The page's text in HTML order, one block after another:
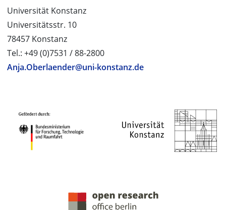
Universität Konstanz
Universitätsstr. 10
78457 Konstanz
Tel.: +49 (0)7531 / 88-2800
Anja.Oberlaender@uni-konstanz.de